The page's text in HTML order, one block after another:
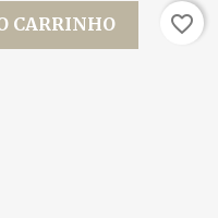
CARRINHO favorite_border